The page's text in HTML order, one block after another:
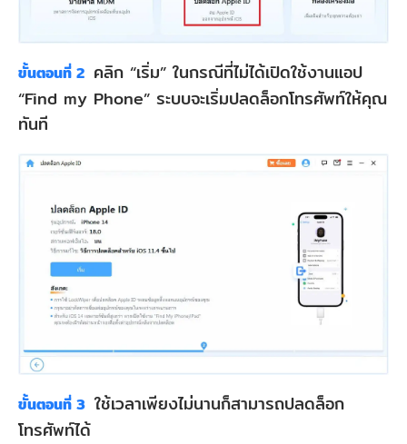
ขั้นตอนที่ 2 คลิก “เริ่ม” ในกรณีที่ไม่ได้เปิดใช้งานแอป
“Find my Phone” ระบบจะเริ่มปลดล็อกโทรศัพท์ให้คุณ
ทันที
ขั้นตอนที่ 3 ใช้เวลาเพียงไม่นานก็สามารถปลดล็อก
โทรศัพท์ได้